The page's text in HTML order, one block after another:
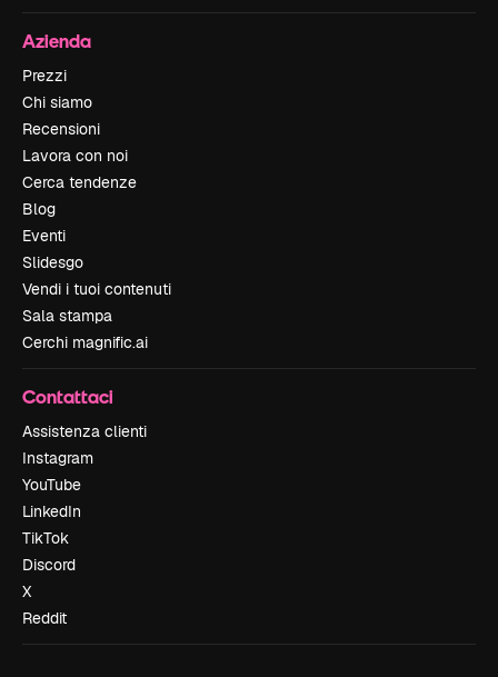
Azienda
Prezzi
Chi siamo
Recensioni
Lavora con noi
Cerca tendenze
Blog
Eventi
Slidesgo
Vendi i tuoi contenuti
Sala stampa
Cerchi magnific.ai
Contattaci
Assistenza clienti
Instagram
YouTube
LinkedIn
TikTok
Discord
X
Reddit